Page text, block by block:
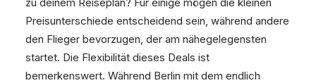
Preisunterschiede entscheidend sein, während andere
den Flieger bevorzugen, der am nähegelegensten
startet. Die Flexibilität dieses Deals ist
bemerkenswert. Während Berlin mit dem endlich